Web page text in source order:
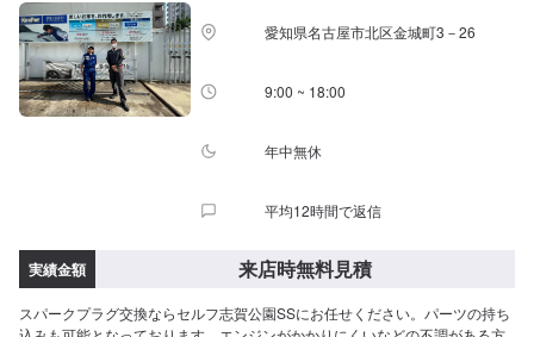
愛知県名古屋市北区金城町3－26
9:00 ~ 18:00
年中無休
平均12時間で返信
実績金額 来店時無料見積
スパークプラグ交換ならセルフ志賀公園SSにお任せください。パーツの持ち